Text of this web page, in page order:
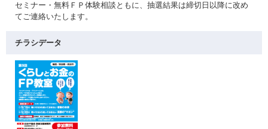
セミナー・無料ＦＰ体験相談ともに、抽選結果は締切日以降に改め
てご連絡いたします。
チラシデータ